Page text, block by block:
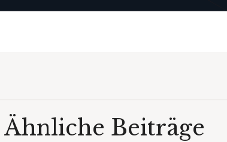
Ähnliche Beiträge